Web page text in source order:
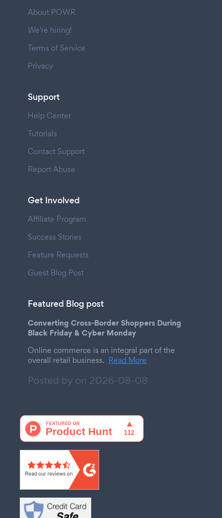
About POWR
We're hiring!
Terms of Service
Privacy
Support
Help Center
Tutorials
Contact Support
Report Abuse
Get Involved
Affiliate Program
Success Stories
Feature Requests
Guest Blog Post
Featured Blog post
Converting Cross-Border Shoppers During
Black Friday & Cyber Monday
Online commerce is an integral part of the
overall retail business. Read More
Posted by on 2026-08-08